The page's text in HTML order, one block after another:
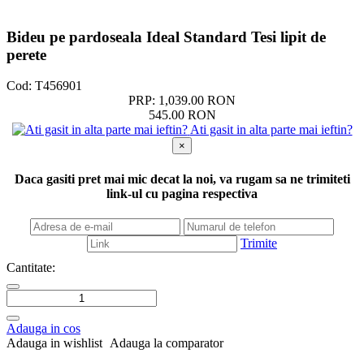
Bideu pe pardoseala Ideal Standard Tesi lipit de
perete
Cod: T456901
PRP: 1,039.00 RON
545.00 RON
Ati gasit in alta parte mai ieftin?
×
Daca gasiti pret mai mic decat la noi, va rugam sa ne trimiteti
link-ul cu pagina respectiva
Trimite
Cantitate:
Adauga in cos
Adauga in wishlist Adauga la comparator